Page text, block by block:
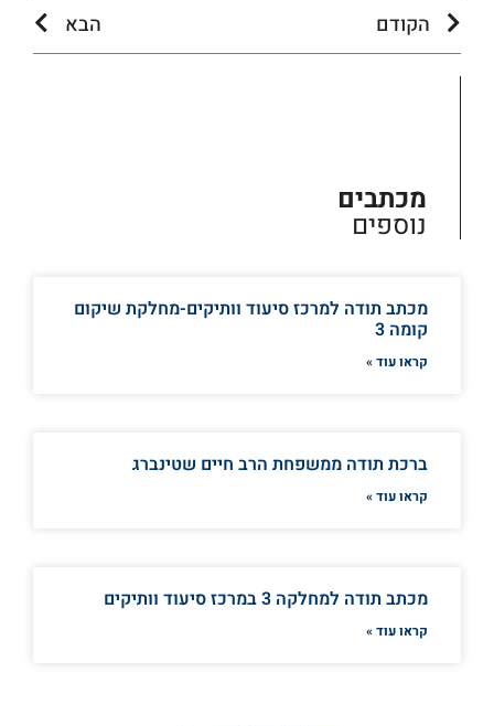
הקודם הבא
מכתבים
נוספים
מכתב תודה למרכז סיעוד וותיקים-מחלקת שיקום
קומה 3
קראו עוד »
ברכת תודה ממשפחת הרב חיים שטינברג
קראו עוד »
מכתב תודה למחלקה 3 במרכז סיעוד וותיקים
קראו עוד »